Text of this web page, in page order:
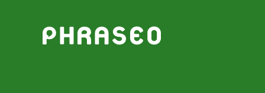
Zum Hauptinhalt springen